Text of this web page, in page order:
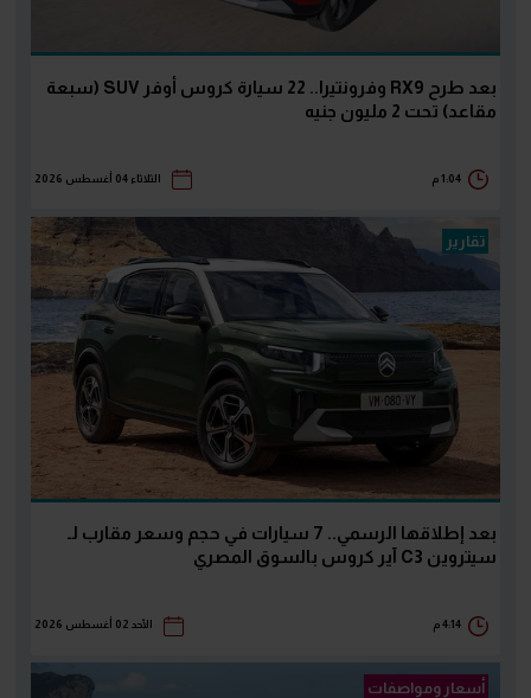
بعد طرح RX9 وفرونتيرا.. 22 سيارة كروس أوفر SUV (سبعة
مقاعد) تحت 2 مليون جنيه
1:04 م الثلاثاء 04 أغسطس 2026
تقارير
بعد إطلاقها الرسمي.. 7 سيارات في حجم وسعر مقارب لـ
سيتروين C3 آير كروس بالسوق المصري
4:14 م الأحد 02 أغسطس 2026
أسعار ومواصفات